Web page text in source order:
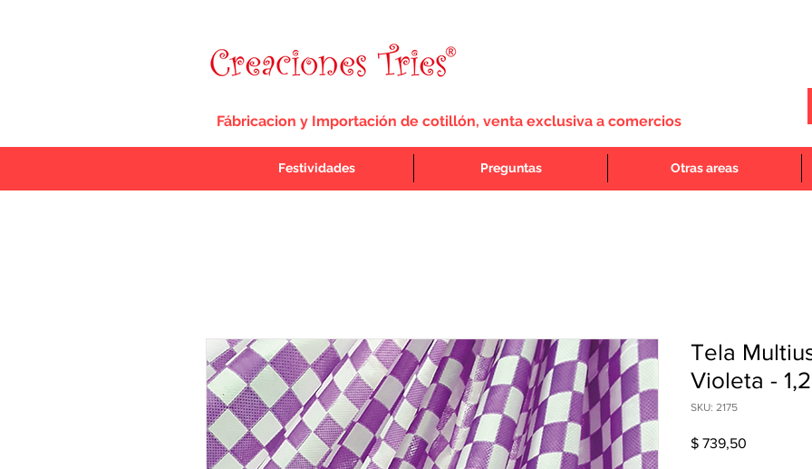
Fábricacion y Importación de cotillón, venta exclusiva a comercios
Festividades Preguntas Otras areas
Tela
Violeta -
SKU: 2175
$ 739,50